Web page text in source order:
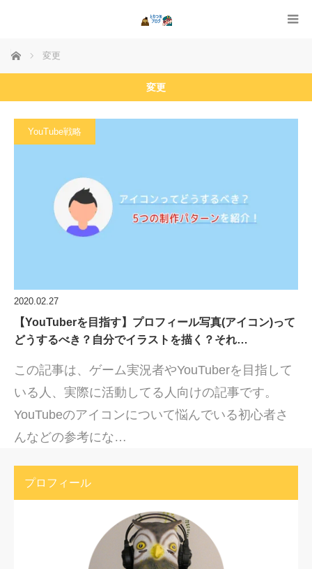
ホーム 変更
変更
YouTube戦略
2020.02.27
【YouTuberを目指す】プロフィール写真(アイコン)って
どうするべき？自分でイラストを描く？それ…
この記事は、ゲーム実況者やYouTuberを目指して
いる人、実際に活動してる人向けの記事です。
YouTubeのアイコンについて悩んでいる初心者さ
んなどの参考にな…
プロフィール